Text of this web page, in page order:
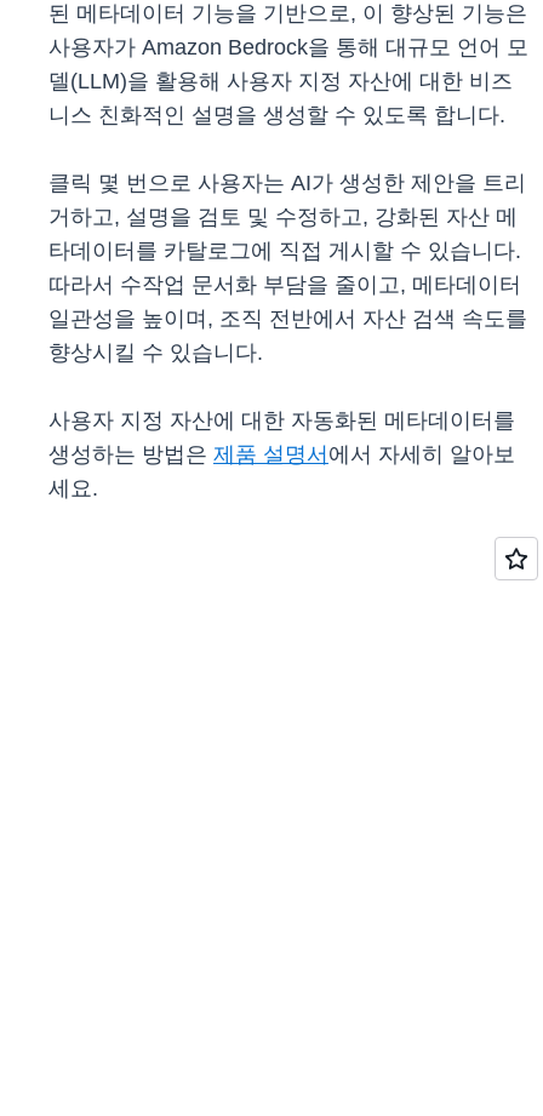
된 메타데이터 기능을 기반으로, 이 향상된 기능은
사용자가 Amazon Bedrock을 통해 대규모 언어 모
델(LLM)을 활용해 사용자 지정 자산에 대한 비즈
니스 친화적인 설명을 생성할 수 있도록 합니다.
클릭 몇 번으로 사용자는 AI가 생성한 제안을 트리
거하고, 설명을 검토 및 수정하고, 강화된 자산 메
타데이터를 카탈로그에 직접 게시할 수 있습니다.
따라서 수작업 문서화 부담을 줄이고, 메타데이터
일관성을 높이며, 조직 전반에서 자산 검색 속도를
향상시킬 수 있습니다.
사용자 지정 자산에 대한 자동화된 메타데이터를
생성하는 방법은 제품 설명서 에서 자세히 알아보
세요.